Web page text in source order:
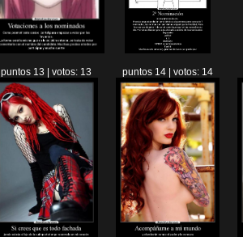
puntos 13 | votos: 13 puntos 14 | votos: 14